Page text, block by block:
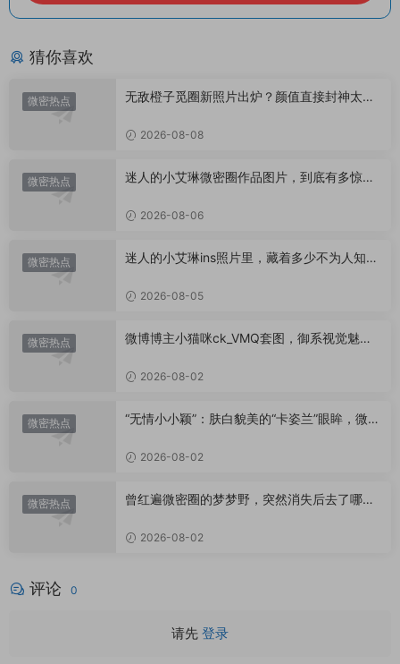
猜你喜欢
微密热点
无敌橙子觅圈新照片出炉？颜值直接封神太惊
2026-08-08
微密热点
迷人的小艾琳微密圈作品图片，到底有多惊
2026-08-06
微密热点
迷人的小艾琳ins照片里，藏着多少不为人知的
2026-08-05
微密热点
微博博主小猫咪ck_VMQ套图，御系视觉魅力
2026-08-02
微密热点
“无情小小颖”：肤白貌美的“卡姿兰”眼眸，微密
2026-08-02
微密热点
曾红遍微密圈的梦梦野，突然消失后去了哪
2026-08-02
评论 0
请先 登录